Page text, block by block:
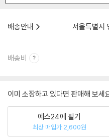
배송안내
서울특별시
배송비
이미 소장하고 있다면 판매해 보세
예스24에 팔기
최상 매입가 2,600원